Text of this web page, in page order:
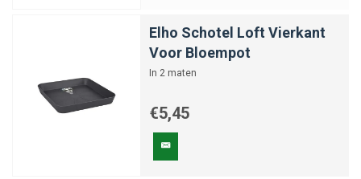
Elho Schotel Loft Vierkant
Voor Bloempot
In 2 maten
€5,45